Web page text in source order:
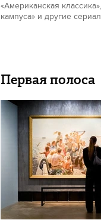
«Американская
кампуса» и другие
Первая полоса